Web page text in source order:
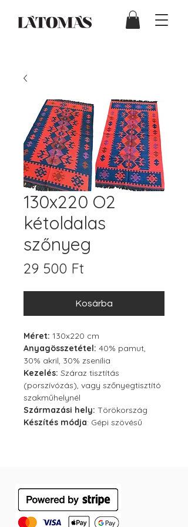
130x220 O2
kétoldalas
szőnyeg
29 500 FtÁr
Kosárba
Méret: 130x220 cm
Anyagösszetétel: 40% pamut,
30% akril, 30% zsenília
Kezelés: Száraz tisztítás
(porszívózás), vagy szőnyegtisztító
szakműhelynél
Származási hely: Törökország
Készítés módja: Gépi szövésű